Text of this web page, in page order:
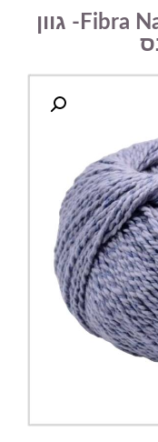
פפירוס- Fibra Natura Papyrus- גוון